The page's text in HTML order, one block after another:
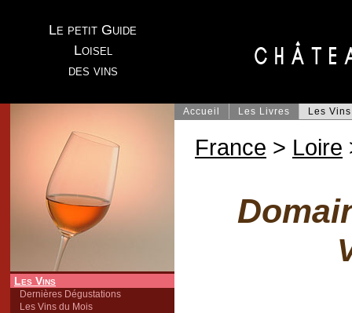
Le petit Guide
Loisel
des vins
Les Vins
Dernières Dégustations
Les Vins du Mois
Accueil Les Livres Les Vins
France > Loire